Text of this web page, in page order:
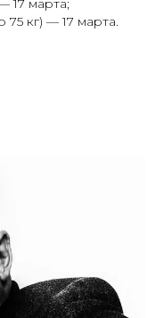
17 марта;
кг) — 17 марта.